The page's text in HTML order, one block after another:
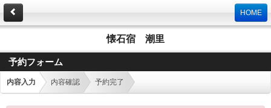
HOME
懐石宿 潮里
予約フォーム
内容入力 内容確認 予約完了